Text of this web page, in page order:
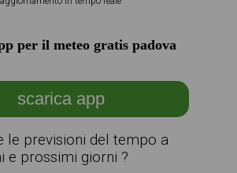
per il meteo gratis padova
scarica app
le previsioni del tempo a
e prossimi giorni ?